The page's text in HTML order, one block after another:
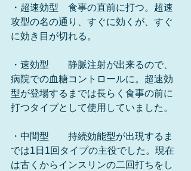
・超速効型　食事の直前に打つ。超速
攻型の名の通り、すぐに効くが、すぐ
に効き目が切れる。
・速効型　　静脈注射が出来るので、
病院での血糖コントロールに。超速効
型が登場するまでは長らく食事の前に
打つタイプとして使用していました。
・中間型　　持続効能型が出現するま
では1日1回タイプの主役でした。現在
は古くからインスリンの二回打ちをし